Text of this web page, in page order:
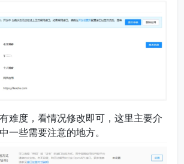
难度，看情况修改即可，这里主要介
中一些需要注意的地方。